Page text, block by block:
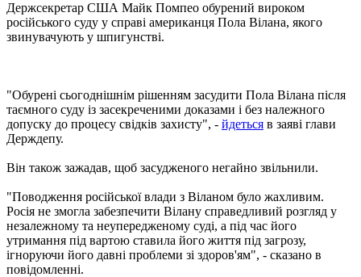
Держсекретар США Майк Помпео обурений вироком
російського суду у справі американця Пола Вілана, якого
звинувачують у шпигунстві.
"Обурені сьогоднішнім рішенням засудити Пола Вілана після
таємного суду із засекреченими доказами і без належного
допуску до процесу свідків захисту", - йдеться в заяві глави
Держдепу.
Він також зажадав, щоб засудженого негайно звільнили.
"Поводження російської влади з Віланом було жахливим.
Росія не змогла забезпечити Вілану справедливий розгляд у
незалежному та неупередженому суді, а під час його
утримання під вартою ставила його життя під загрозу,
ігноруючи його давні проблеми зі здоров'ям", - сказано в
повідомленні.